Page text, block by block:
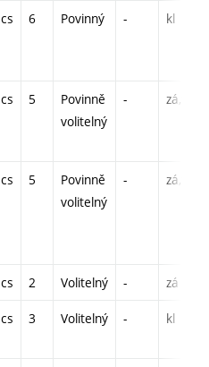
cs 6 Povinný - kl
cs 5
Povinně
volitelný
- zá,zk
cs 5
Povinně
volitelný
- zá,zk
cs 2 Volitelný - zá
cs 3 Volitelný - kl